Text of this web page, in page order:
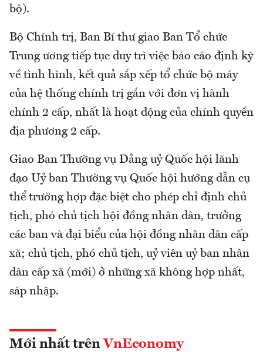
bộ).
Bộ Chính trị, Ban Bí thư giao Ban Tổ chức
Trung ương tiếp tục duy trì việc báo cáo định kỳ
về tình hình, kết quả sắp xếp tổ chức bộ máy
của hệ thống chính trị gắn với đơn vị hành
chính 2 cấp, nhất là hoạt động của chính quyền
địa phương 2 cấp.
Giao Ban Thường vụ Đảng uỷ Quốc hội lãnh
đạo Uỷ ban Thường vụ Quốc hội hướng dẫn cụ
thể trường hợp đặc biệt cho phép chỉ định chủ
tịch, phó chủ tịch hội đồng nhân dân, trưởng
các ban và đại biểu của hội đồng nhân dân cấp
xã; chủ tịch, phó chủ tịch, uỷ viên uỷ ban nhân
dân cấp xã (mới) ở những xã không hợp nhất,
sáp nhập.
Mới nhất trên VnEconomy